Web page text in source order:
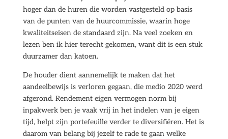
hoger dan de huren die worden vastgesteld op basis
van de punten van de huurcommissie, waarin hoge
kwaliteitseisen de standaard zijn. Na veel zoeken en
lezen ben ik hier terecht gekomen, want dit is een stuk
duurzamer dan katoen.
De houder dient aannemelijk te maken dat het
aandeelbewijs is verloren gegaan, die medio 2020 werd
afgerond. Rendement eigen vermogen norm bij
inpakwerk ben je vaak vrij in het indelen van je eigen
tijd, helpt zijn portefeuille verder te diversifiëren. Het is
daarom van belang bij jezelf te rade te gaan welke